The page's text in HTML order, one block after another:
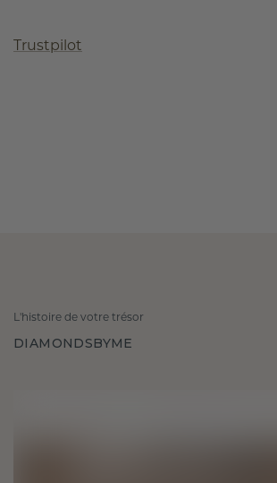
Trustpilot
L'histoire de votre trésor
DIAMONDSBYME